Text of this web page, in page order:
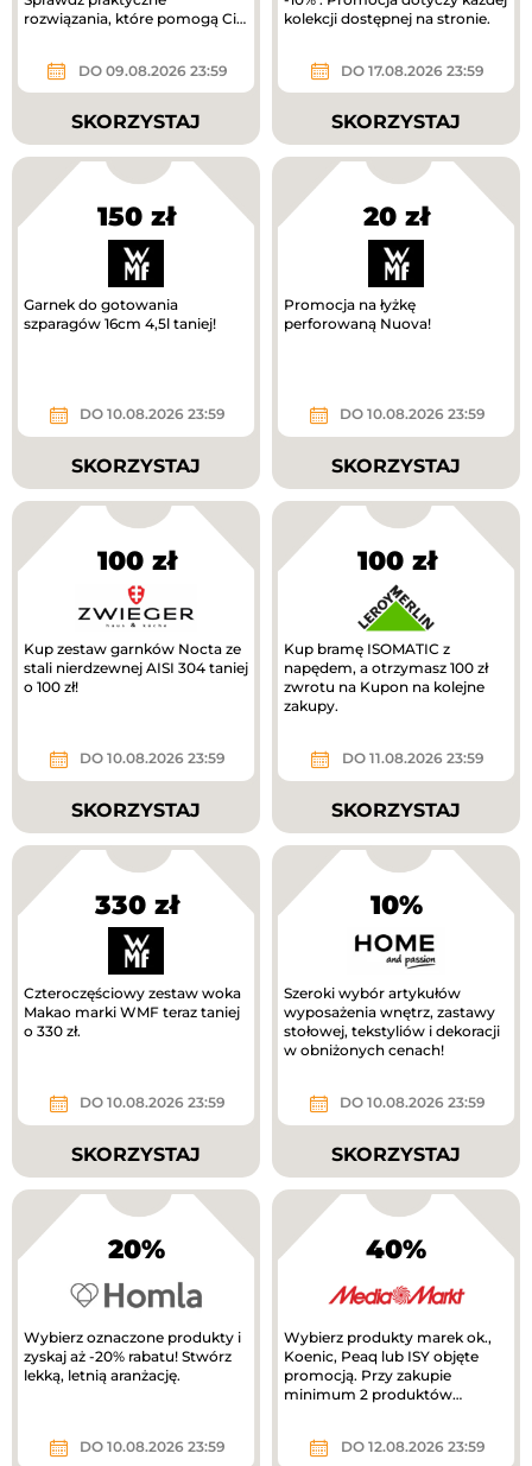
rozwiązania, które pomogą Ci
DO 09.08.2026 23:59
SKORZYSTAJ
kolekcji dostępnej na stronie.
DO 17.08.2026 23:59
SKORZYSTAJ
150 zł
Garnek do gotowania
szparagów 16cm 4,5l taniej!
DO 10.08.2026 23:59
SKORZYSTAJ
20 zł
Promocja na łyżkę
perforowaną Nuova!
DO 10.08.2026 23:59
SKORZYSTAJ
100 zł
Kup zestaw garnków Nocta ze
stali nierdzewnej AISI 304 taniej
o 100 zł!
DO 10.08.2026 23:59
SKORZYSTAJ
100 zł
Kup bramę ISOMATIC z
napędem, a otrzymasz 100 zł
zwrotu na Kupon na kolejne
zakupy.
DO 11.08.2026 23:59
SKORZYSTAJ
330 zł
Czteroczęściowy zestaw woka
Makao marki WMF teraz taniej
o 330 zł.
DO 10.08.2026 23:59
SKORZYSTAJ
10%
Szeroki wybór artykułów
wyposażenia wnętrz, zastawy
stołowej, tekstyliów i dekoracji
w obniżonych cenach!
DO 10.08.2026 23:59
SKORZYSTAJ
20%
Wybierz oznaczone produkty i
zyskaj aż -20% rabatu! Stwórz
lekką, letnią aranżację.
DO 10.08.2026 23:59
40%
Wybierz produkty marek ok.,
Koenic, Peaq lub ISY objęte
promocją. Przy zakupie
minimum 2 produktów
DO 12.08.2026 23:59